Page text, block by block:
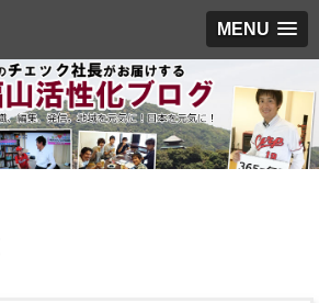
MENU